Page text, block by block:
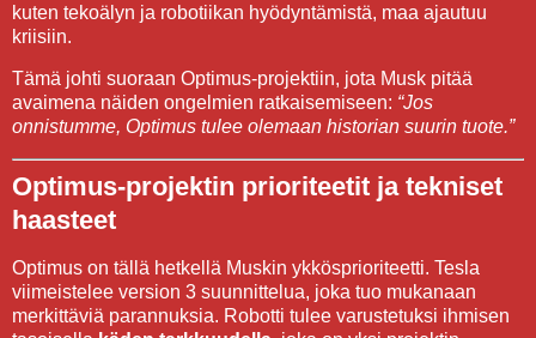
kuten tekoälyn ja robotiikan hyödyntämistä, maa ajautuu
kriisiin.
Tämä johti suoraan Optimus-projektiin, jota Musk pitää
avaimena näiden ongelmien ratkaisemiseen: “Jos
onnistumme, Optimus tulee olemaan historian suurin tuote.”
Optimus-projektin prioriteetit ja tekniset
haasteet
Optimus on tällä hetkellä Muskin ykkösprioriteetti. Tesla
viimeistelee version 3 suunnittelua, joka tuo mukanaan
merkittäviä parannuksia. Robotti tulee varustetuksi ihmisen